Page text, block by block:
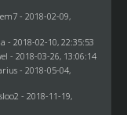
- 2018-02-09,
- 2018-02-10, 22:35:53
- 2018-03-26, 13:06:14
- 2018-05-04,
- 2018-11-19,